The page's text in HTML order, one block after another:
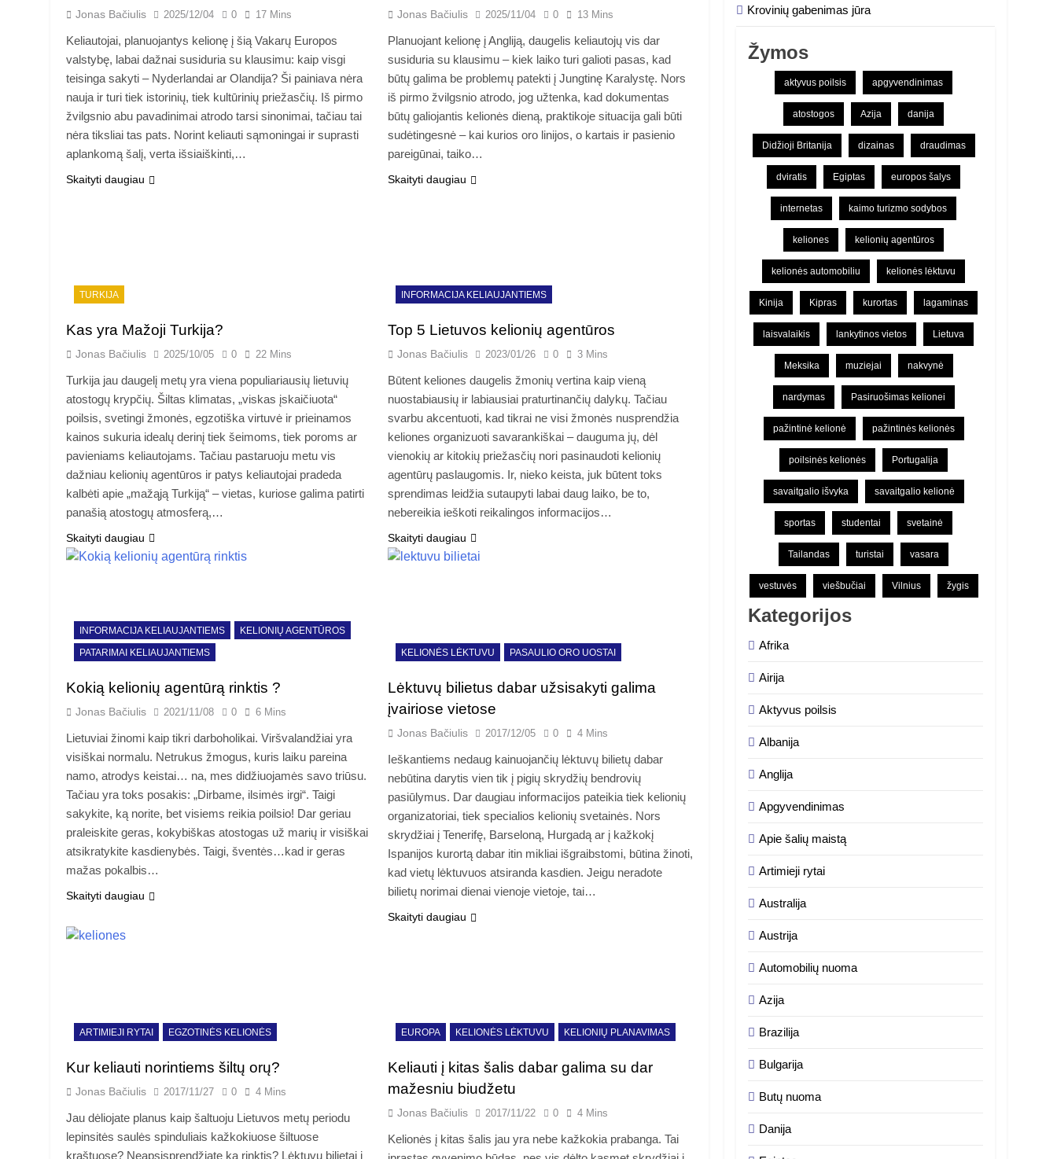
Jonas Bačiulis 2025/12/04 0 17 Mins
Keliautojai, planuojantys kelionę į šią Vakarų Europos
valstybę, labai dažnai susiduria su klausimu: kaip visgi
teisinga sakyti – Nyderlandai ar Olandija? Ši painiava nėra
nauja ir turi tiek istorinių, tiek kultūrinių priežasčių. Iš pirmo
žvilgsnio abu pavadinimai atrodo tarsi sinonimai, tačiau tai
nėra tiksliai tas pats. Norint keliauti sąmoningai ir suprasti
aplankomą šalį, verta išsiaiškinti,…
Skaityti daugiau
Jonas Bačiulis 2025/11/04 0 13 Mins
Planuojant kelionę į Angliją, daugelis keliautojų vis dar
susiduria su klausimu – kiek laiko turi galioti pasas, kad
būtų galima be problemų patekti į Jungtinę Karalystę. Nors
iš pirmo žvilgsnio atrodo, jog užtenka, kad dokumentas
būtų galiojantis kelionės dieną, praktikoje situacija gali būti
sudėtingesnė – kai kurios oro linijos, o kartais ir pasienio
pareigūnai, taiko…
Skaityti daugiau
TURKIJA
Kas yra Mažoji Turkija?
Jonas Bačiulis 2025/10/05 0 22 Mins
Turkija jau daugelį metų yra viena populiariausių lietuvių
atostogų krypčių. Šiltas klimatas, „viskas įskaičiuota“
poilsis, svetingi žmonės, egzotiška virtuvė ir prieinamos
kainos sukuria idealų derinį tiek šeimoms, tiek poroms ar
pavieniams keliautojams. Tačiau pastaruoju metu vis
dažniau kelionių agentūros ir patys keliautojai pradeda
kalbėti apie „mažąją Turkiją“ – vietas, kuriose galima patirti
panašią atostogų atmosferą,…
Skaityti daugiau
INFORMACIJA KELIAUJANTIEMS
Top 5 Lietuvos kelionių agentūros
Jonas Bačiulis 2023/01/26 0 3 Mins
Būtent keliones daugelis žmonių vertina kaip vieną
nuostabiausių ir labiausiai praturtinančių dalykų. Tačiau
svarbu akcentuoti, kad tikrai ne visi žmonės nusprendžia
keliones organizuoti savarankiškai – dauguma jų, dėl
vienokių ar kitokių priežasčių nori pasinaudoti kelionių
agentūrų paslaugomis. Ir, nieko keista, juk būtent toks
sprendimas leidžia sutaupyti labai daug laiko, be to,
nebereikia ieškoti reikalingos informacijos…
Skaityti daugiau
INFORMACIJA KELIAUJANTIEMS
KELIONIŲ AGENTŪROS
PATARIMAI KELIAUJANTIEMS
Kokią kelionių agentūrą rinktis ?
Jonas Bačiulis 2021/11/08 0 6 Mins
Lietuviai žinomi kaip tikri darboholikai. Viršvalandžiai yra
visiškai normalu. Netrukus žmogus, kuris laiku pareina
namo, atrodys keistai… na, mes didžiuojamės savo triūsu.
Tačiau yra toks posakis: „Dirbame, ilsimės irgi“. Taigi
sakykite, ką norite, bet visiems reikia poilsio! Dar geriau
praleiskite geras, kokybiškas atostogas už marių ir visiškai
atsikratykite kasdienybės. Taigi, šventės…kad ir geras
mažas pokalbis…
Skaityti daugiau
KELIONĖS LĖKTUVU PASAULIO ORO UOSTAI
Lėktuvų bilietus dabar užsisakyti galima
įvairiose vietose
Jonas Bačiulis 2017/12/05 0 4 Mins
Ieškantiems nedaug kainuojančių lėktuvų bilietų dabar
nebūtina darytis vien tik į pigių skrydžių bendrovių
pasiūlymus. Dar daugiau informacijos pateikia tiek kelionių
organizatoriai, tiek specialios kelionių svetainės. Nors
skrydžiai į Tenerifę, Barseloną, Hurgadą ar į kažkokį
Ispanijos kurortą dabar itin mikliai išgraibstomi, būtina žinoti,
kad vietų lėktuvuos atsiranda kasdien. Jeigu neradote
bilietų norimai dienai vienoje vietoje, tai…
Skaityti daugiau
ARTIMIEJI RYTAI EGZOTINĖS KELIONĖS
Kur keliauti norintiems šiltų orų?
Jonas Bačiulis 2017/11/27 0 4 Mins
Jau dėliojate planus kaip šaltuoju Lietuvos metų periodu
lepinsitės saulės spinduliais kažkokiuose šiltuose
kraštuose? Neapsisprendžiate ką rinktis? Lėktuvų bilietai į
EUROPA KELIONĖS LĖKTUVU KELIONIŲ PLANAVIMAS
Keliauti į kitas šalis dabar galima su dar
mažesniu biudžetu
Jonas Bačiulis 2017/11/22 0 4 Mins
Kelionės į kitas šalis jau yra nebe kažkokia prabanga. Tai
Krovinių gabenimas jūra
Žymos
aktyvus poilsis apgyvendinimas
atostogos Azija danija
Didžioji Britanija dizainas draudimas
dviratis Egiptas europos šalys
internetas kaimo turizmo sodybos
keliones kelionių agentūros
kelionės automobiliu kelionės lėktuvu
Kinija Kipras kurortas lagaminas
laisvalaikis lankytinos vietos Lietuva
Meksika muziejai nakvynė
nardymas Pasiruošimas kelionei
pažintinė kelionė pažintinės kelionės
poilsinės kelionės Portugalija
savaitgalio išvyka savaitgalio kelionė
sportas studentai svetainė
Tailandas turistai vasara
vestuvės viešbučiai Vilnius žygis
Kategorijos
Afrika
Airija
Aktyvus poilsis
Albanija
Anglija
Apgyvendinimas
Apie šalių maistą
Artimieji rytai
Australija
Austrija
Automobilių nuoma
Azija
Brazilija
Bulgarija
Butų nuoma
Danija